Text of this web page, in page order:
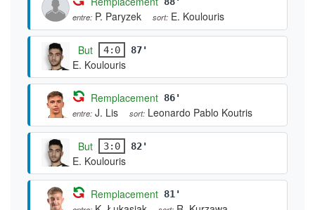
entre: P. Paryzek sort: E. Koulouris
But 4:0 87'
E. Koulouris
Remplacement 86'
entre: J. Lis sort: Leonardo Pablo Koutris
But 3:0 82'
E. Koulouris
Remplacement 81'